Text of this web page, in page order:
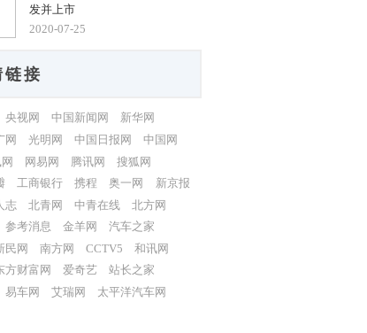
发并上市
2020-07-25
链接
央视网 中国新闻网
新华网
网 光明网 中国日报网
中国网
网易网 腾讯网
搜狐网
工商银行 携程 奥一网
新京报
志 北青网 中青在线
北方网
参考消息 金羊网
汽车之家
民网 南方网 CCTV5
和讯网
方财富网 爱奇艺
站长之家
易车网 艾瑞网
太平洋汽车网